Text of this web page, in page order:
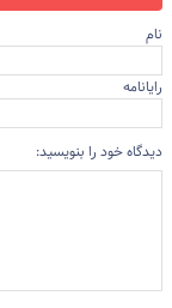
نام
رایانامه
دیدگاه خود را بنویسید: